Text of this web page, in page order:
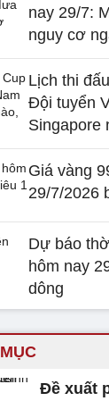
nay 29/7:
nguy cơ
Lịch thi
Đội tuyển
Singapore
Giá vàng
29/7/2026
Dự báo
hôm nay
dông
Đề xuất